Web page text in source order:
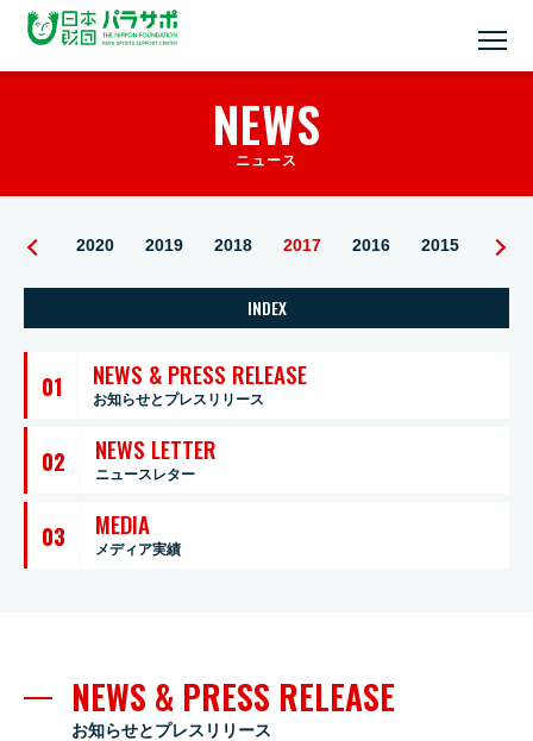
NEWS
ニュース
2021 2020 2019 2018 2017 2016 2015
INDEX
01 NEWS & PRESS RELEASE
お知らせとプレスリリース
02 NEWS LETTER
ニュースレター
03 MEDIA
メディア実績
NEWS & PRESS RELEASE
お知らせとプレスリリース